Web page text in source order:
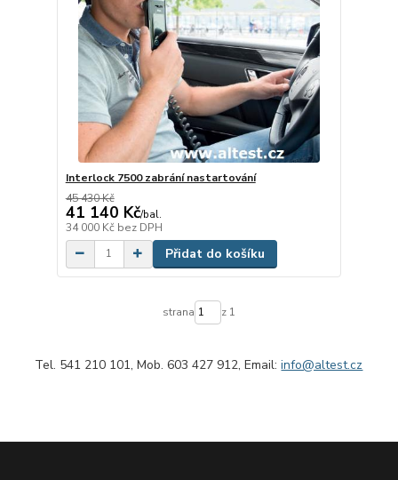
Interlock 7500 zabrání nastartování
45 430 Kč
41 140 Kč/bal.
34 000 Kč bez DPH
Přidat do košíku
strana z 1
Tel. 541 210 101, Mob. 603 427 912, Email:info@altest.cz